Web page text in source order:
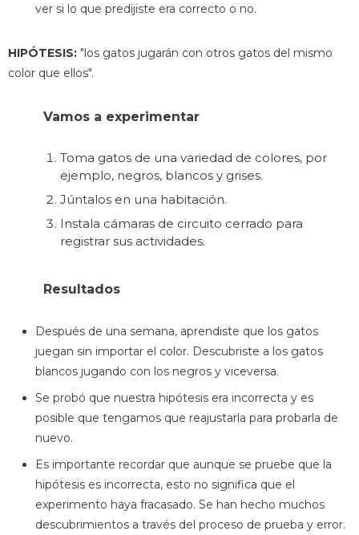
ver si lo que predijiste era correcto o no.
HIPÓTESIS: "los gatos jugarán con otros gatos del mismo
color que ellos".
Vamos a experimentar
Toma gatos de una variedad de colores, por
ejemplo, negros, blancos y grises.
Júntalos en una habitación.
Instala cámaras de circuito cerrado para
registrar sus actividades.
Resultados
Después de una semana, aprendiste que los gatos
juegan sin importar el color. Descubriste a los gatos
blancos jugando con los negros y viceversa.
Se probó que nuestra hipótesis era incorrecta y es
posible que tengamos que reajustarla para probarla de
nuevo.
Es importante recordar que aunque se pruebe que la
hipótesis es incorrecta, esto no significa que el
experimento haya fracasado. Se han hecho muchos
descubrimientos a través del proceso de prueba y error.